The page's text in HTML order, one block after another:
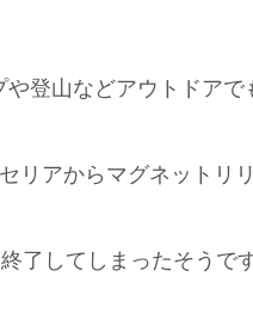
や登山などアウトドア
リアからマグネットリ
了してしまったそうで